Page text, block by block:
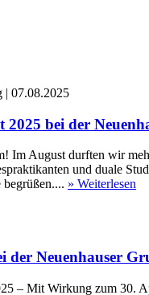
| 07.08.2025
2025 bei der
Im August durften wir
und duale
begrüßen.... » Weiterlesen
der Neuenhauser
– Mit Wirkung zum 30.